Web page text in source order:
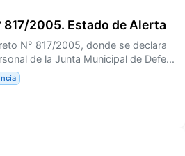
817/2005. Estado de Alerta
N° 817/2005, donde se declara
de la Junta Municipal de Defe...